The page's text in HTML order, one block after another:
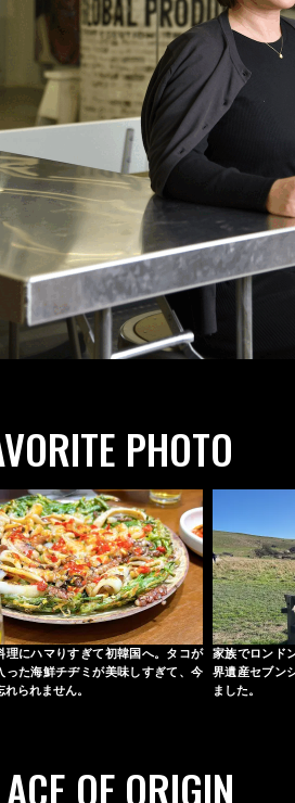
PHOTO
理にハマりすぎて初韓国へ。タコが
った海鮮チヂミが美味しすぎて、今
れられません。
家族でロンド
界遺産セブン
ました。
OF ORIGIN